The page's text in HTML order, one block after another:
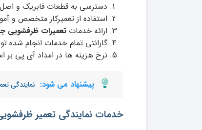
دسترسی به قطعات فابریک و اصل
استفاده از تعمیرکار متخصص و
ارائه خدمات تعمیرات ظرفشویی
گارانتی تمام خدمات انجام شده
نرخ هزینه ها در امداد آی پی
پیشنهاد می شود: نمایندگی
خدمات نمایندگی تعمیر